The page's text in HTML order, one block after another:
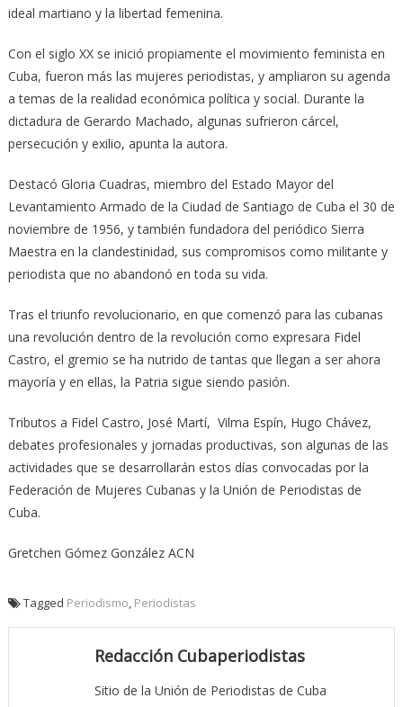
ideal martiano y la libertad femenina.
Con el siglo XX se inició propiamente el movimiento feminista en
Cuba, fueron más las mujeres periodistas, y ampliaron su agenda
a temas de la realidad económica política y social. Durante la
dictadura de Gerardo Machado, algunas sufrieron cárcel,
persecución y exilio, apunta la autora.
Destacó Gloria Cuadras, miembro del Estado Mayor del
Levantamiento Armado de la Ciudad de Santiago de Cuba el 30 de
noviembre de 1956, y también fundadora del periódico Sierra
Maestra en la clandestinidad, sus compromisos como militante y
periodista que no abandonó en toda su vida.
Tras el triunfo revolucionario, en que comenzó para las cubanas
una revolución dentro de la revolución como expresara Fidel
Castro, el gremio se ha nutrido de tantas que llegan a ser ahora
mayoría y en ellas, la Patria sigue siendo pasión.
Tributos a Fidel Castro, José Martí, Vilma Espín, Hugo Chávez,
debates profesionales y jornadas productivas, son algunas de las
actividades que se desarrollarán estos días convocadas por la
Federación de Mujeres Cubanas y la Unión de Periodistas de
Cuba.
Gretchen Gómez González ACN
Tagged Periodismo, Periodistas
Redacción Cubaperiodistas
Sitio de la Unión de Periodistas de Cuba